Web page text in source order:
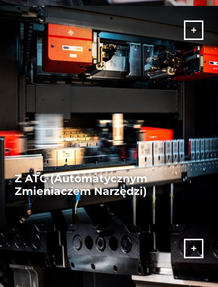
zautomatyzowane dla nieprzerwanej dokładnej 24/7 produkcji.
WIĘCEJ
Z ATC (Automatycznym
Zmieniaczem Narzędzi)
Wykorzystajcie maksymalnie swoją produktywność z naszymi
prasami krawędziowymi wyposażonymi w system
automatycznej wymiany narzędzi. Bezkonkurencyjna prędkość i
precyzja.
WIĘCEJ